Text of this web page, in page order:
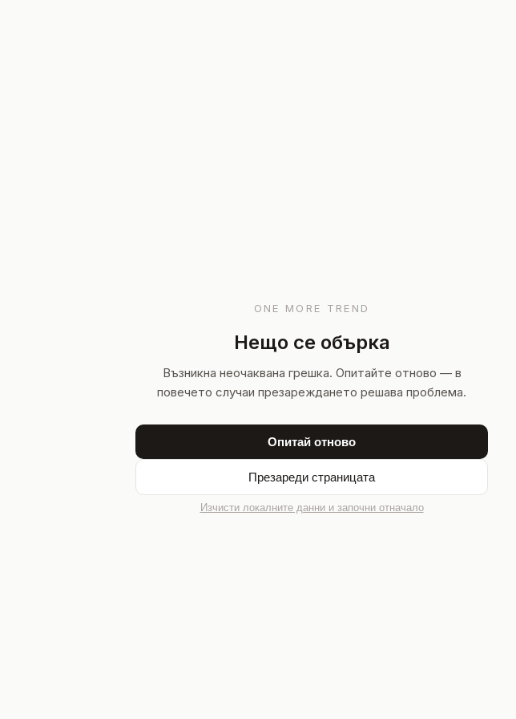
ONE MORE TREND
Нещо се обърка
Възникна неочаквана грешка. Опитайте отново — в
повечето случаи презареждането решава проблема.
Опитай отново
Презареди страницата
Изчисти локалните данни и започни отначало